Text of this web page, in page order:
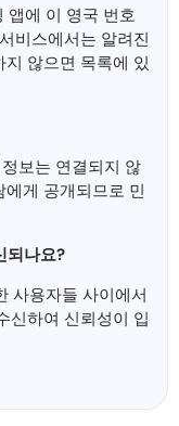
앱에 이 영국 번호
비스에서는 알려진
않으면 목록에 있
보는 연결되지 않
게 공개되므로 민
되나요?
사용자들 사이에서
신하여 신뢰성이 입